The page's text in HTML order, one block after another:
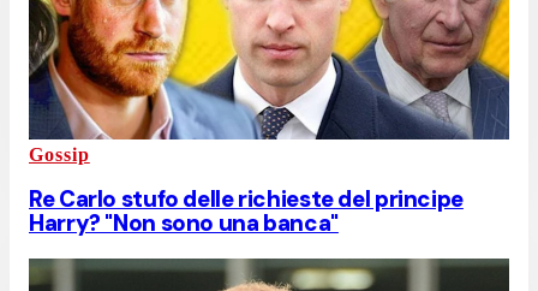
Gossip
Re Carlo stufo delle richieste del principe
Harry? "Non sono una banca"